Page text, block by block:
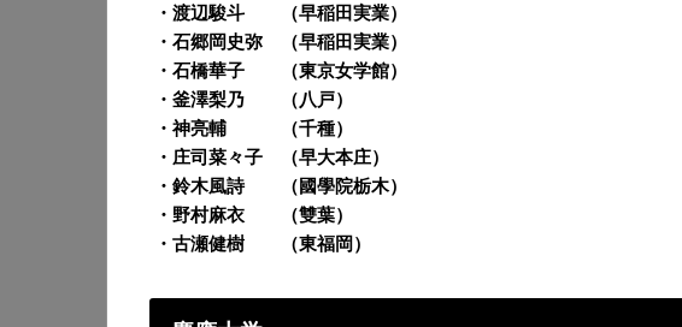
・渡辺駿斗
（早稲田実業）
・石郷岡史弥
（早稲田実業）
・石橋華子
（東京女学館）
・釜澤梨乃
（八戸）
・神亮輔
（千種）
・庄司菜々子
（早大本庄）
・鈴木風詩
（國學院栃木）
・野村麻衣
（雙葉）
・古瀬健樹
（東福岡）